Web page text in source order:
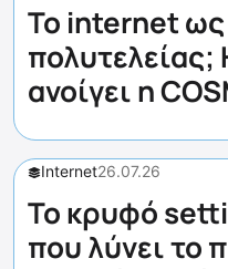
Το internet ως
ανοίγει η
Internet26.07.26
Το κρυφό
που λύνει το